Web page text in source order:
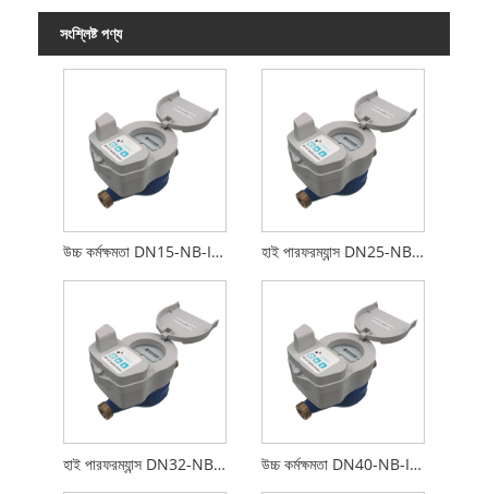
সংশ্লিষ্ট পণ্য
উচ্চ কর্মক্ষমতা DN15-NB-IoT ওয়্যারলেস ইন্টেলিজেন্ট মেকানিক্যাল ওয়াটার মিটার হাই পারফরম্যান্স DN25-NB-IoT ওয়্যারলেস ইন্টেলিজেন্ট মেকানিক্যাল ওয়াটার মিটার
হাই পারফরম্যান্স DN32-NB-IoT ওয়্যারলেস ইন্টেলিজেন্ট মেকানিক্যাল ওয়াটার মিটার উচ্চ কর্মক্ষমতা DN40-NB-IoT ওয়্যারলেস ইন্টেলিজেন্ট মেকানিক্যাল ওয়াটার মিটার